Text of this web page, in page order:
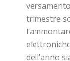
trimestre
dell’anno